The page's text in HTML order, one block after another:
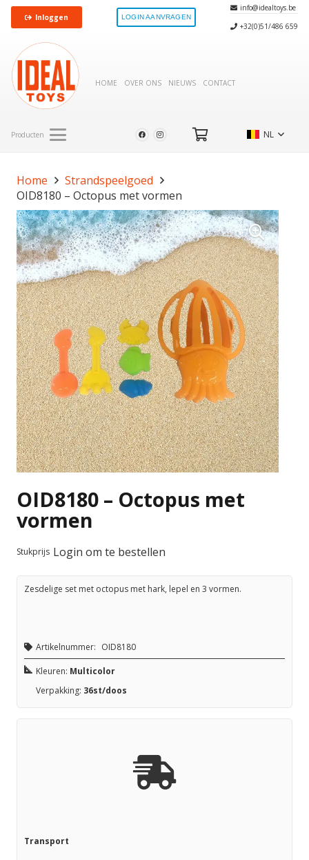
Inloggen LOGIN AANVRAGEN
info@idealtoys.be
+32(0)51/486 659
HOME OVER ONS NIEUWS CONTACT
Producten NL
Home
Strandspeelgoed
OID8180 – Octopus met vormen
OID8180 – Octopus met
vormen
Stukprijs Login om te bestellen
Zesdelige set met octopus met hark, lepel en 3 vormen.
Artikelnummer: OID8180
Kleuren: Multicolor
Verpakking: 36st/doos
Transport